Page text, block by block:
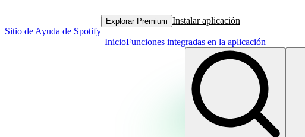
Sitio de Ayuda de Spotify
Explorar Premium Instalar aplicación
InicioFunciones integradas en la aplicación